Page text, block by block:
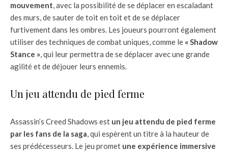
mouvement, avec la possibilité de se déplacer en escaladant
des murs, de sauter de toit en toit et de se déplacer
furtivement dans les ombres. Les joueurs pourront également
utiliser des techniques de combat uniques, comme le « Shadow
Stance », qui leur permettra de se déplacer avec une grande
agilité et de déjouer leurs ennemis.
Un jeu attendu de pied ferme
Assassin’s Creed Shadows est un jeu attendu de pied ferme
par les fans de la saga, qui espèrent un titre à la hauteur de
ses prédécesseurs. Le jeu promet une expérience immersive